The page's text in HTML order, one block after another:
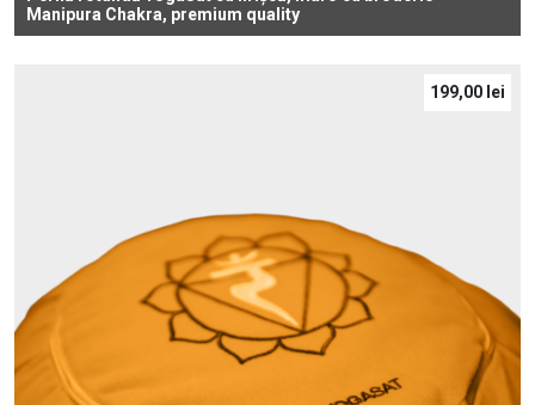
Manipura Chakra, premium quality
199,00 lei